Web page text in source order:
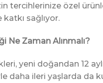
tercihlerinize özel
sağlıyor.
Ne Zaman Alınmalı?
yeni doğandan 12
daha ileri yaşlarda da